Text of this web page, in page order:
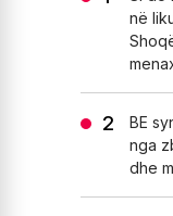
në
BE
nga
dhe